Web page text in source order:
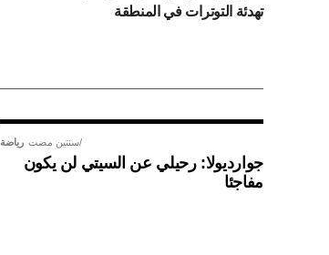
تهدئة التوترات في المنطقة
رياضة سنتين مضت
جوارديولا: رحيلي عن السيتي لن يكون
مفاجئا